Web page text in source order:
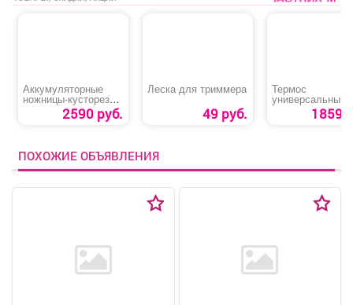
Аккумуляторные
ножницы-кусторез
DENZEL G4112590 руб.
Леска для триммера
49 руб.
Термос
универсальный
«Арктика»1859
ПОХОЖИЕ ОБЪЯВЛЕНИЯ